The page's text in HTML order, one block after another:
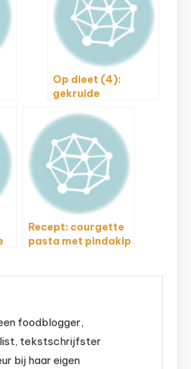
Op dieet (4):
gekruide
erwtjes
Recept: courgette
pasta met pindakip
foodblogger,
tekstschrijfster
bij haar eigen